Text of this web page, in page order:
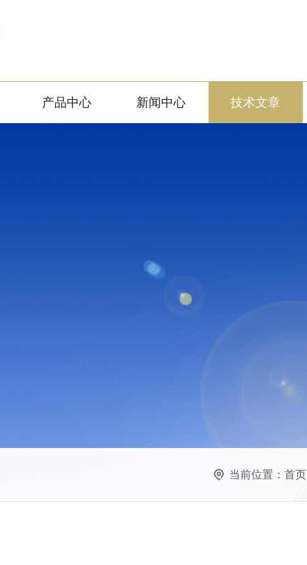
产品中心 新闻中心 技术文章
当前位置： 首页